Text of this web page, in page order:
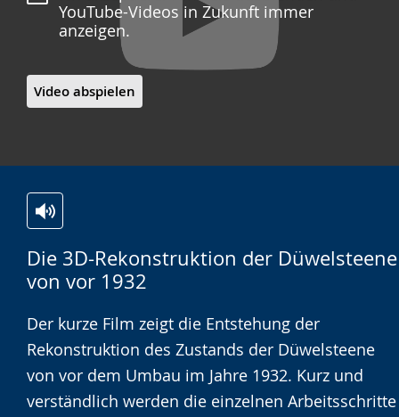
YouTube-Videos in Zukunft immer
anzeigen.
Video abspielen
Die 3D-Rekonstruktion der Düwelsteene
von vor 1932
Leichten
Sprache
wechseln.
Audio-
Unterstützung.
Video
in
Deutscher
Gebärdensprache
wird
angezeigt.
Der kurze Film zeigt die Entstehung der
Rekonstruktion des Zustands der Düwelsteene
von vor dem Umbau im Jahre 1932. Kurz und
verständlich werden die einzelnen Arbeitsschritte